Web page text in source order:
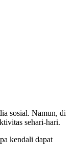
sosial. Namun, di
sehari-hari.
kendali dapat